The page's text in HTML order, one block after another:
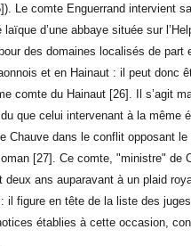
Le comte Enguerrand intervient
laïque d’une abbaye située sur
des domaines localisés de part
et en Hainaut : il peut donc
comte du Hainaut [26]. Il s’agit
que celui intervenant à la même
Chauve dans le conflit opposant
[27]. Ce comte, "ministre" de
deux ans auparavant à un plaid
il figure en tête de la liste des
établies à cette occasion,